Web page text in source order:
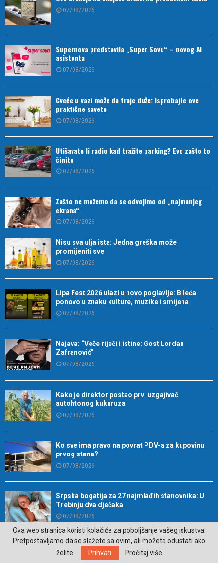
07/08/2026
Supernova predstavila „Super Sovu“ – novog AI
asistenta
07/08/2026
Cveće u vazi može da traje duže: Isprobajte ove
praktične savete
07/08/2026
Utišavate li radio kad tražite parking? Evo zašto to
činite
07/08/2026
Zašto ne možemo da se odvojimo od „najmanjeg
ekrana“
07/08/2026
Nisu sva ulja ista: Jedna greška može
promijeniti sve
07/08/2026
Lipa Fest 2026 ulazi u novo poglavlje: Bileća
ponovo u znaku kulture, muzike i smijeha
07/08/2026
Najava: “Veče riječi i istine: Gost Lordan
Zafranović”
07/08/2026
Kako je direktor postao prvi uzgajivač
autohtonog kukuruza
07/08/2026
Ko sve ima pravo na povrat PDV-a za kupovinu
prvog stana?
07/08/2026
Srpska bogatija za 27 najmlađih stanovnika: U
Trebinju dva dječaka
07/08/2026
Veliki dobitak čeka ova tri znaka do 13. avgusta
06/08/2026
Ova web stranica koristi kolačiće za poboljšanje vašeg iskustva.
Pretpostavljamo da se slažete sa ovim, ali možete odustati ako
želite.
Prihvati Pročitaj više